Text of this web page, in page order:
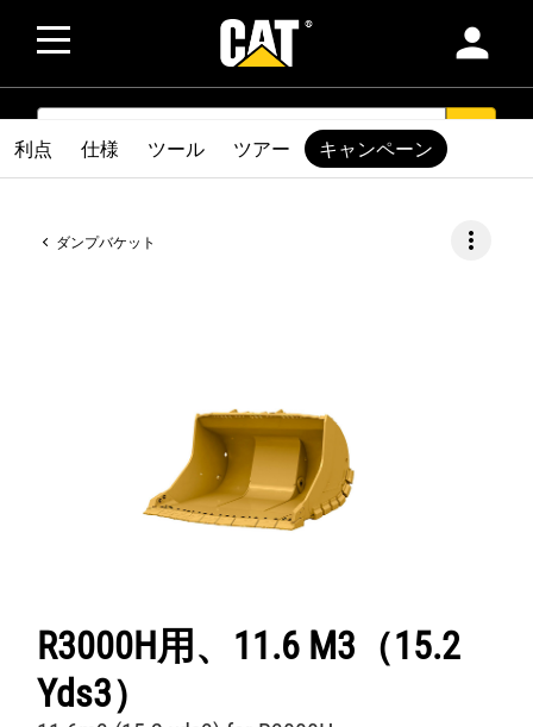
person
SEARCH
ダンプバケット more_vert
R3000H用、11.6 M3（15.2
Yds3）
利点 仕様 ツール ツアー キャンペーン